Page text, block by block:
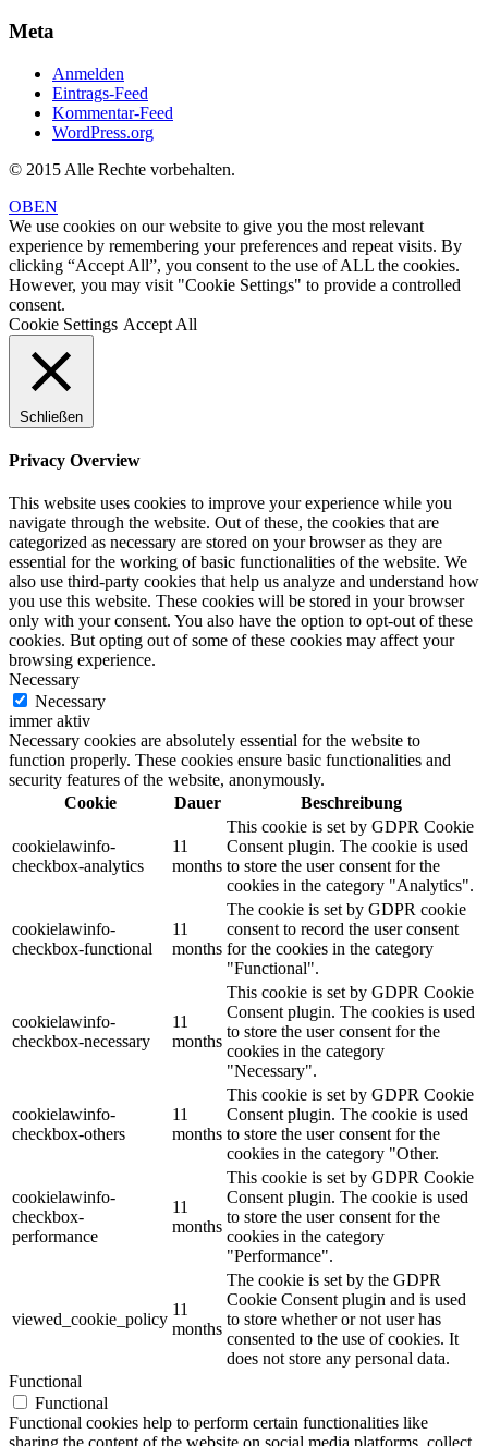
Meta
Anmelden
Eintrags-Feed
Kommentar-Feed
WordPress.org
© 2015 Alle Rechte vorbehalten.
OBEN
We use cookies on our website to give you the most relevant
experience by remembering your preferences and repeat visits. By
clicking “Accept All”, you consent to the use of ALL the cookies.
However, you may visit "Cookie Settings" to provide a controlled
consent.
Cookie Settings Accept All
Schließen
Privacy Overview
This website uses cookies to improve your experience while you
navigate through the website. Out of these, the cookies that are
categorized as necessary are stored on your browser as they are
essential for the working of basic functionalities of the website. We
also use third-party cookies that help us analyze and understand how
you use this website. These cookies will be stored in your browser
only with your consent. You also have the option to opt-out of these
cookies. But opting out of some of these cookies may affect your
browsing experience.
Necessary
Necessary
immer aktiv
Necessary cookies are absolutely essential for the website to
function properly. These cookies ensure basic functionalities and
security features of the website, anonymously.
Cookie
Dauer Beschreibung
cookielawinfo-
checkbox-analytics
11
months
This cookie is set by GDPR Cookie
Consent plugin. The cookie is used
to store the user consent for the
cookies in the category "Analytics".
cookielawinfo-
checkbox-functional
11
months
The cookie is set by GDPR cookie
consent to record the user consent
for the cookies in the category
"Functional".
cookielawinfo-
checkbox-necessary
11
months
This cookie is set by GDPR Cookie
Consent plugin. The cookies is used
to store the user consent for the
cookies in the category
"Necessary".
cookielawinfo-
checkbox-others
11
months
This cookie is set by GDPR Cookie
Consent plugin. The cookie is used
to store the user consent for the
cookies in the category "Other.
cookielawinfo-
checkbox-
performance
11
months
This cookie is set by GDPR Cookie
Consent plugin. The cookie is used
to store the user consent for the
cookies in the category
"Performance".
viewed_cookie_policy
11
months
The cookie is set by the GDPR
Cookie Consent plugin and is used
to store whether or not user has
consented to the use of cookies. It
does not store any personal data.
Functional
Functional
Functional cookies help to perform certain functionalities like